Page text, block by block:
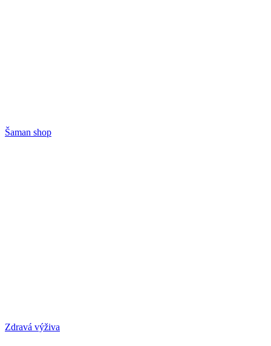
Šaman shop
Zdravá výživa